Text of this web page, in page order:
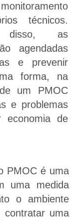
técnicos.
disso, as
agendadas
e prevenir
forma, na
um PMOC
e problemas
economia de
PMOC é uma
uma medida
o ambiente
contratar uma